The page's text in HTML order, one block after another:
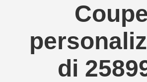
Coupe
di